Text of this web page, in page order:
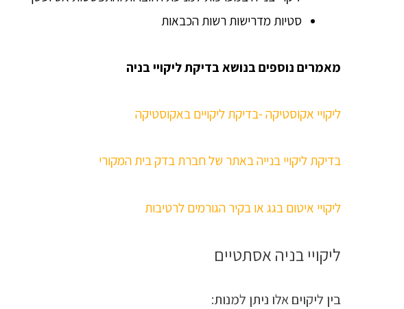
סטיות מדרישות רשות הכבאות
מאמרים נוספים בנושא בדיקת ליקויי בניה
ליקויי אקוסטיקה -בדיקת ליקויים באקוסטיקה
בדיקת ליקויי בנייה באתר של חברת בדק בית המקורי
ליקויי איטום בגג או בקיר הגורמים לרטיבות
ליקויי בניה אסתטיים
בין ליקוים אלו ניתן למנות: